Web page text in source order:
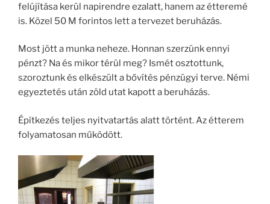
felújítása kerül napirendre ezalatt, hanem az étteremé
is. Közel 50 M forintos lett a tervezet beruházás.
Most jött a munka neheze. Honnan szerzünk ennyi
pénzt? Na és mikor térül meg? Ismét osztottunk,
szoroztunk és elkészült a bővítés pénzügyi terve. Némi
egyeztetés után zöld utat kapott a beruházás.
Építkezés teljes nyitvatartás alatt történt. Az étterem
folyamatosan működött.